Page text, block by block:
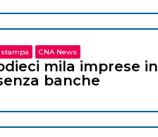
CNA News
mila imprese in
banche